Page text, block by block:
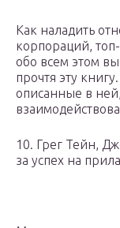
Как наладить
корпораций,
обо всем этом
прочтя эту
описанные в
10. Грег Тейн,
за успех на